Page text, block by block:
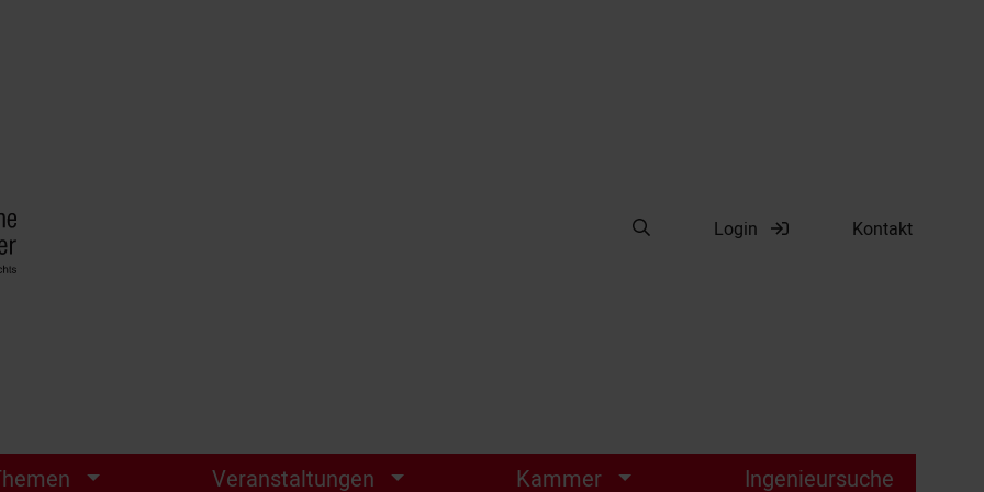
Suche
Suche öffnenLogin Kontakt
Veranstaltungen Kammer Ingenieursuche